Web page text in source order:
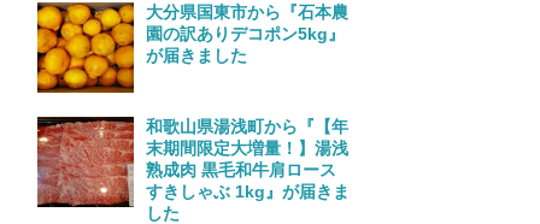
大分県国東市から『石本農
園の訳ありデコポン5kg』
が届きました
和歌山県湯浅町から『【年
末期間限定大増量！】湯浅
熟成肉 黒毛和牛肩ロース
すきしゃぶ 1kg』が届きま
した